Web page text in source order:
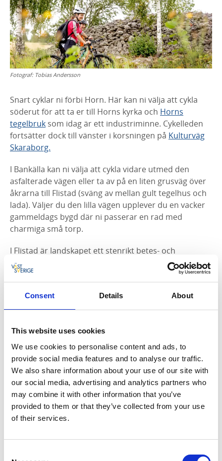
Consent Details About
This website uses cookies
We use cookies to personalise content and ads, to
provide social media features and to analyse our traffic.
We also share information about your use of our site with
our social media, advertising and analytics partners who
may combine it with other information that you’ve
provided to them or that they’ve collected from your use
of their services.
Fotograf: Tobias Andersson
Snart cyklar ni förbi Horn. Här kan ni välja att cykla
söderut för att ta er till Horns kyrka och Horns
tegelbruk som idag är ett industriminne. Cykelleden
fortsätter dock till vänster i korsningen på Kulturväg
Skaraborg.
I Bankälla kan ni välja att cykla vidare utmed den
asfalterade vägen eller ta av på en liten grusväg över
åkrarna till Flistad (sväng av mellan gult tegelhus och
lada). Väljer du den lilla vägen upplever du en vacker
gammeldags bygd där ni passerar en rad med
charmiga små torp.
I Flistad är landskapet ett stenrikt betes- och
odlingslandskap. På höger sida kan ni nu seFlistad
kyrka.Intill kyrkan ligger en mycket stor gravhög som
fornlämning där Kung Rane sägs ligga begravd.
Fotograf:Mårten Bergkvist/Next Skövde
Innan ni når samhället Tidan, där ni startade turen,
kan ni göra en avstickare till Askeberga. Där kan ni se